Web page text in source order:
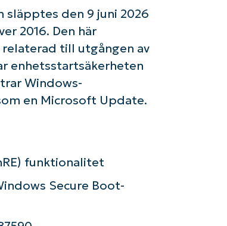
släpptes den 9 juni 2026
2016. Den här
till utgången av
enhetsstartsäkerheten
Windows-
en Microsoft Update.
funktionalitet
Secure Boot-
NinjaOne AI-drivna KB-analyser!
First
and